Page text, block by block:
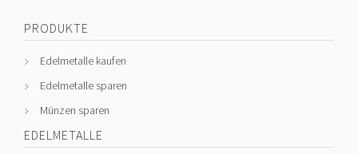
PRODUKTE
Edelmetalle kaufen
Edelmetalle sparen
Münzen sparen
EDELMETALLE